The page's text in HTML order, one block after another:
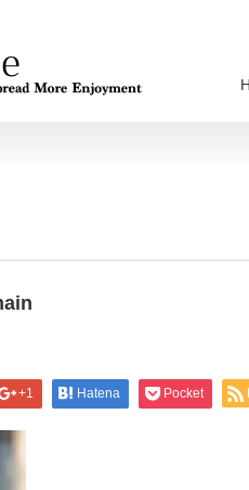
+1 Hatena Pocket